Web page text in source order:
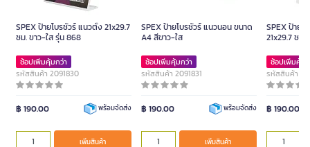
SPEX ป้ายโบรชัวร์ แนวตั้ง 21x29.7
ซม. ขาว-ใส รุ่น 868
ช้อปเพิ่มคุ้มกว่า
รหัสสินค้า 2091830
฿ 190.00 พร้อมจัดส่ง
เพิ่มสินค้า
SPEX ป้ายโบรชัวร์ แนวนอน ขนาด
A4 สีขาว-ใส
ช้อปเพิ่มคุ้มกว่า
รหัสสินค้า 2091831
฿ 190.00 พร้อมจัดส่ง
เพิ่มสินค้า
SPEX ป้าย
21x29.7 ซม.
ช้อปเพิ่มคุ้ม
รหัสสินค้า
฿ 190.00